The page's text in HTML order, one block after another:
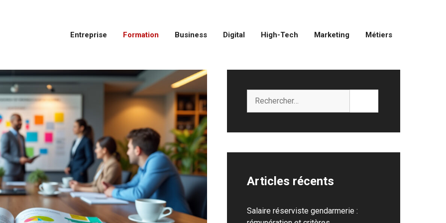
Entreprise Formation Business Digital High-Tech Marketing Métiers
Articles récents
Salaire réserviste gendarmerie :